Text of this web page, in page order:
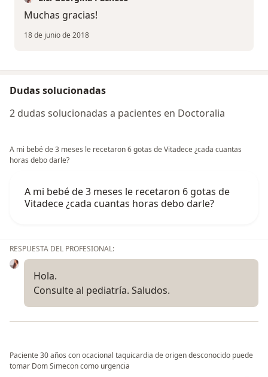
Muchas gracias!
18 de junio de 2018
Dudas solucionadas
2 dudas solucionadas a pacientes en Doctoralia
A mi bebé de 3 meses le recetaron 6 gotas de Vitadece ¿cada cuantas
horas debo darle?
A mi bebé de 3 meses le recetaron 6 gotas de
Vitadece ¿cada cuantas horas debo darle?
RESPUESTA DEL PROFESIONAL:
Hola.
Consulte al pediatría. Saludos.
Paciente 30 años con ocacional taquicardia de origen desconocido puede
tomar Dom Simecon como urgencia